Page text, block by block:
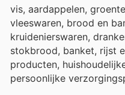
vis, aardappelen,
vleeswaren, brood en
kruidenierswaren,
stokbrood, banket, rijst
producten,
persoonlijke